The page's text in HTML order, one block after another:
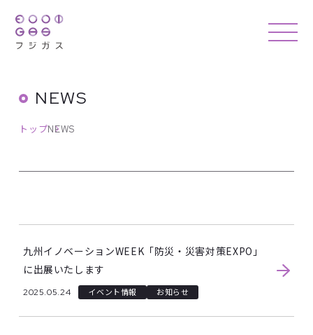
NEWS
トップNEWS
九州イノベーションWEEK「防災・災害対策EXPO」
に出展いたします
2025.05.24 イベント情報 お知らせ